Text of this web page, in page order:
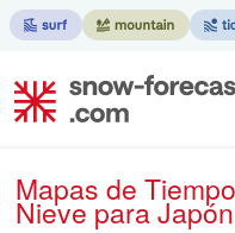
Mapas de Tiempo y Condiciones de
Nievepara Japón